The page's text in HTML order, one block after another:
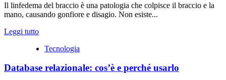
per
un
Scegliere
giusto
per
Il linfedema del braccio è una patologia che colpisce il braccio e la
mano, causando gonfiore e disagio. Non esiste...
Leggi tuttoLeggi
più
Linfedema
Tecnologia
Database relazionale: cos’è e perché usarlo